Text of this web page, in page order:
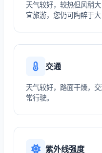
天气较好，较热但风稍
宜旅游，您仍可陶醉于大
交通
天气较好，路面干燥，
常行驶。
紫外线强度